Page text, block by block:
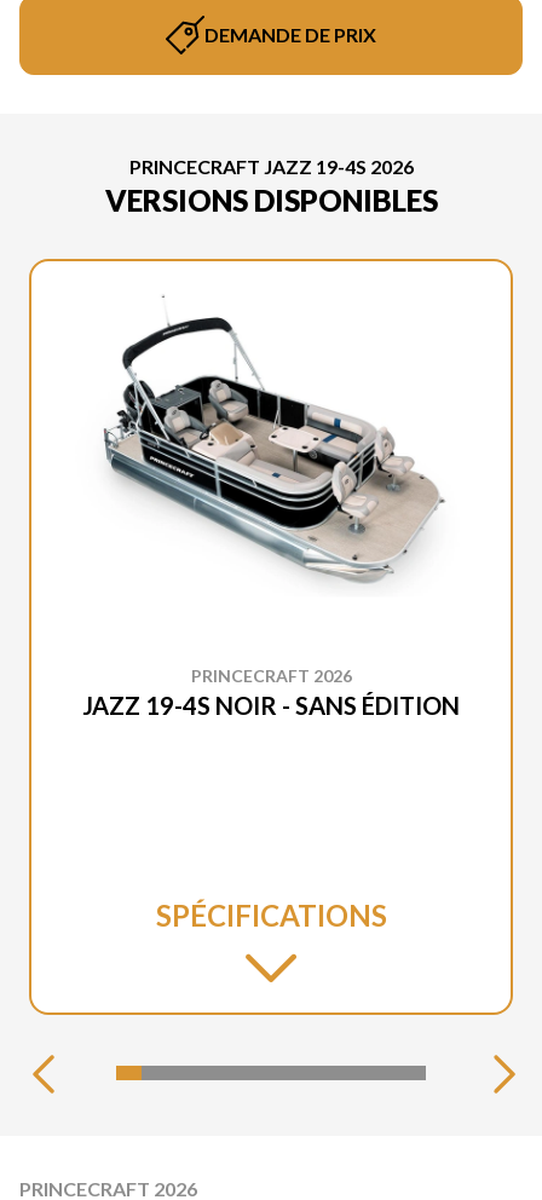
DEMANDE DE PRIX
PRINCECRAFT JAZZ 19-4S 2026
VERSIONS DISPONIBLES
PRINCECRAFT 2026
JAZZ 19-4S NOIR - SANS ÉDITION
SPÉCIFICATIONS
PRINCECRAFT 2026